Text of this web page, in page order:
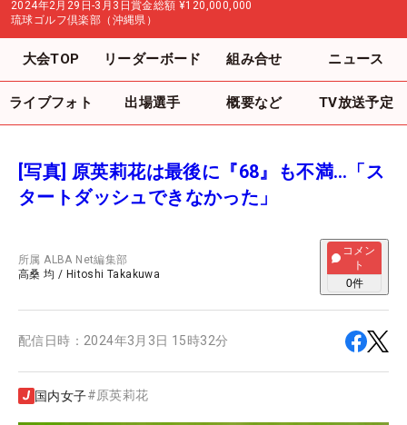
2024年2月29日-3月3日賞金総額 ¥120,000,000
琉球ゴルフ倶楽部（沖縄県）
大会TOP リーダーボード 組み合せ ニュース
ライブフォト 出場選手 概要など TV放送予定
[写真] 原英莉花は最後に『68』も不満…「ス
タートダッシュできなかった」
所属ALBA Net編集部
高桑 均 / Hitoshi Takakuwa
コメン
ト
0件
配信日時： 2024年3月3日 15時32分
国内女子#原英莉花